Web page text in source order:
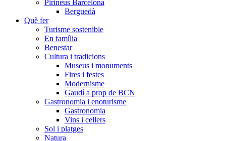
Pirineus Barcelona
Berguedà
Què fer
Turisme sostenible
En família
Benestar
Cultura i tradicions
Museus i monuments
Fires i festes
Modernisme
Gaudí a prop de BCN
Gastronomia i enoturisme
Gastronomia
Vins i cellers
Sol i platges
Natura